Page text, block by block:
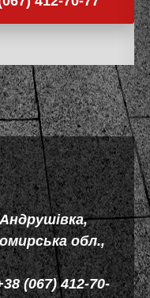
обл.,
(067) 412-70-